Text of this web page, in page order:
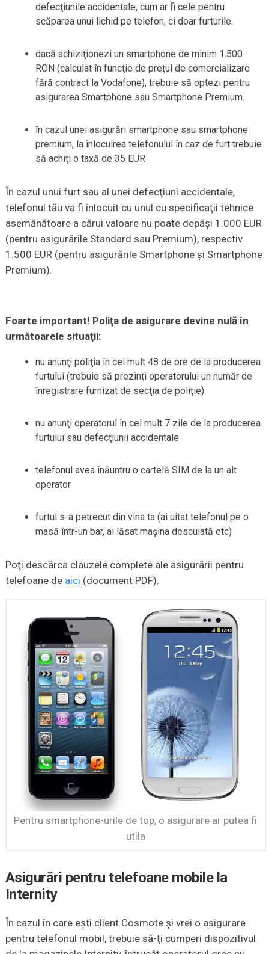
defecţiunile accidentale, cum ar fi cele pentru
scăparea unui lichid pe telefon, ci doar furturile.
dacă achiziţionezi un smartphone de minim 1.500
RON (calculat în funcţie de preţul de comercializare
fără contract la Vodafone), trebuie să optezi pentru
asigurarea Smartphone sau Smartphone Premium.
în cazul unei asigurări smartphone sau smartphone
premium, la înlocuirea telefonului în caz de furt trebuie
să achiţi o taxă de 35 EUR
În cazul unui furt sau al unei defecţiuni accidentale,
telefonul tău va fi înlocuit cu unul cu specificaţii tehnice
asemănătoare a cărui valoare nu poate depăşi 1.000 EUR
(pentru asigurările Standard sau Premium), respectiv
1.500 EUR (pentru asigurările Smartphone şi Smartphone
Premium).
Foarte important! Poliţa de asigurare devine nulă în
următoarele situaţii:
nu anunţi poliţia în cel mult 48 de ore de la producerea
furtului (trebuie să prezinţi operatorului un număr de
înregistrare furnizat de secţia de poliţie)
nu anunţi operatorul în cel mult 7 zile de la producerea
furtului sau defecţiunii accidentale
telefonul avea înăuntru o cartelă SIM de la un alt
operator
furtul s-a petrecut din vina ta (ai uitat telefonul pe o
masă într-un bar, ai lăsat maşina descuiată etc)
Poţi descărca clauzele complete ale asigurării pentru
telefoane de aici (document PDF).
Pentru smartphone-urile de top, o asigurare ar putea fi
utila
Asigurări pentru telefoane mobile la
Internity
În cazul în care eşti client Cosmote şi vrei o asigurare
pentru telefonul mobil, trebuie să-ţi cumperi dispozitivul